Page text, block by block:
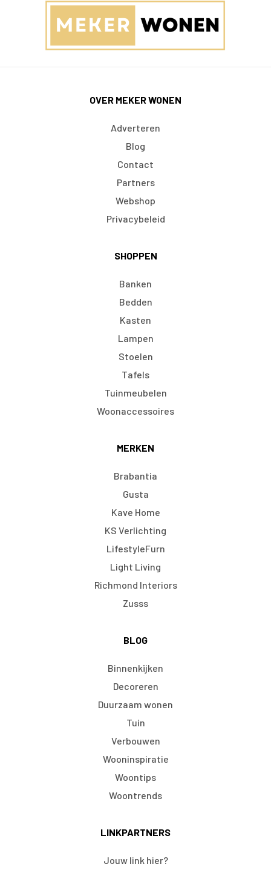
OVER MEKER WONEN
Adverteren
Blog
Contact
Partners
Webshop
Privacybeleid
SHOPPEN
Banken
Bedden
Kasten
Lampen
Stoelen
Tafels
Tuinmeubelen
Woonaccessoires
MERKEN
Brabantia
Gusta
Kave Home
KS Verlichting
LifestyleFurn
Light Living
Richmond Interiors
Zusss
BLOG
Binnenkijken
Decoreren
Duurzaam wonen
Tuin
Verbouwen
Wooninspiratie
Woontips
Woontrends
LINKPARTNERS
Jouw link hier?